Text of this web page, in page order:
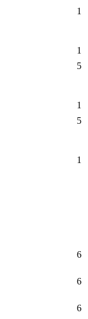
1
1
5
1
5
1
6
6
6